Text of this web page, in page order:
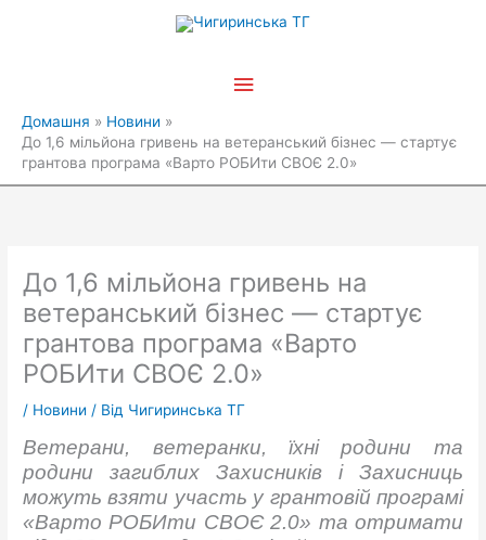
Головне
Домашня
Новини
До 1,6 мільйона гривень на ветеранський бізнес — стартує
грантова програма «Варто РОБИти СВОЄ 2.0»
До 1,6 мільйона гривень на
ветеранський бізнес — стартує
грантова програма «Варто
РОБИти СВОЄ 2.0»
/ Новини / Від Чигиринська ТГ
Ветерани, ветеранки, їхні родини та
родини загиблих Захисників і Захисниць
можуть взяти участь у грантовій програмі
«Варто РОБИти СВОЄ 2.0» та отримати